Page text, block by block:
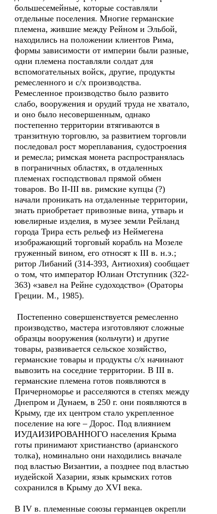
большесемейные, которые составляли
отдельные поселения. Многие германские
племена, жившие между Рейном и Эльбой,
находились на положении клиентов Рима,
формы зависимости от империи были разные,
одни племена поставляли солдат для
вспомогательных войск, другие, продукты
ремесленного и с/х производства.
Ремесленное производство было развито
слабо, вооружения и орудий труда не хватало,
и оно было несовершенным, однако
постепенно территории втягиваются в
транзитную торговлю, за развитием торговли
последовал рост мореплавания, судостроения
и ремесла; римская монета распространялась
в пограничных областях, в отдаленных
племенах господствовал прямой обмен
товаров. Во II-III вв. римские купцы (?)
начали проникать на отдаленные территории,
знать приобретает привозные вина, утварь и
ювелирные изделия, в музее земли Рейланд
города Трира есть рельеф из Неймегена
изображающий торговый корабль на Мозеле
груженный вином, его относят к III в. н.э.;
ритор Либаний (314-393, Антиохия) сообщает
о том, что император Юлиан Отступник (322-
363) «завел на Рейне судоходство» (Ораторы
Греции. М., 1985).
Постепенно совершенствуется ремесленно
производство, мастера изготовляют сложные
образцы вооружения (кольчуги) и другие
товары, развивается сельское хозяйство,
германские товары и продукты с/х начинают
вывозить на соседние территории. В III в.
германские племена готов появляются в
Причерноморье и расселяются в степях между
Днепром и Дунаем, в 250 г. они появляются в
Крыму, где их центром стало укрепленное
поселение на юге – Дорос. Под влиянием
ИУДАИЗИРОВАННОГО населения Крыма
готы принимают христианство (арианского
толка), номинально они находились вначале
под властью Византии, а позднее под властью
иудейской Хазарии, язык крымских готов
сохранился в Крыму до XVI века.
В IV в. племенные союзы германцев окрепли